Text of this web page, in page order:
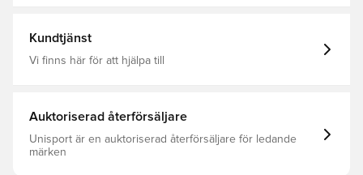
Kundtjänst
Vi finns här för att hjälpa till
Auktoriserad återförsäljare
Unisport är en auktoriserad återförsäljare för ledande
märken